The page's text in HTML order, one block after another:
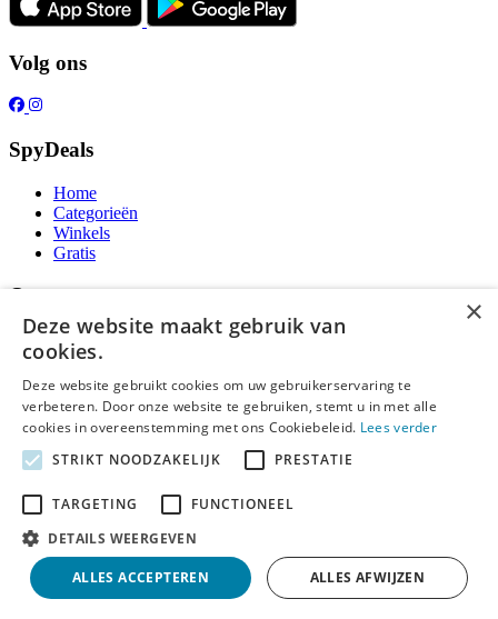
Volg ons
SpyDeals
Home
Categorieën
Winkels
Gratis
Over ons
Over ons
Contact
Publicatieregels
Legal
Privacy
Algemene Voorwaarden
Notice and Takedown
Copyright ©SpyDeals 2026. Alle rechten voorbehouden.
×
Deze website maakt gebruik van
cookies.
Deze website gebruikt cookies om uw gebruikerservaring te
verbeteren. Door onze website te gebruiken, stemt u in met alle
cookies in overeenstemming met ons Cookiebeleid. Lees verder
STRIKT NOODZAKELIJK
PRESTATIE
TARGETING
FUNCTIONEEL
DETAILS WEERGEVEN
ALLES ACCEPTEREN ALLES AFWIJZEN